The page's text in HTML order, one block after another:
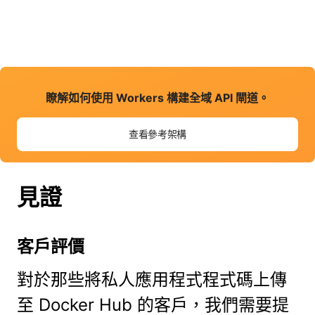
瞭解如何使用 Workers 構建全域 API 閘道。
查看參考架構
見證
客戶評價
對於那些將私人應用程式程式碼上傳
至 Docker Hub 的客戶，我們需要提